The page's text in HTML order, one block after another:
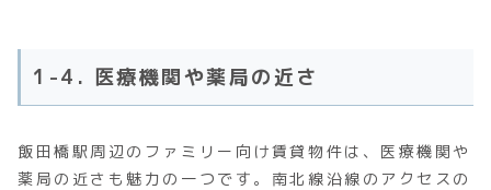
1-4. 医療機関や薬局の近さ
飯田橋駅周辺のファミリー向け賃貸物件は、医療機関や
薬局の近さも魅力の一つです。南北線沿線のアクセスの